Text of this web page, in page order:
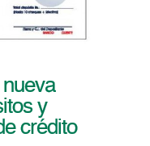
y
crédito